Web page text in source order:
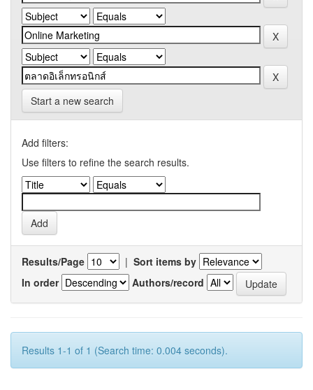
Start a new search
Add filters:
Use filters to refine the search results.
Results/Page | Sort items by
In order
Authors/record
Results 1-1 of 1 (Search time: 0.004 seconds).